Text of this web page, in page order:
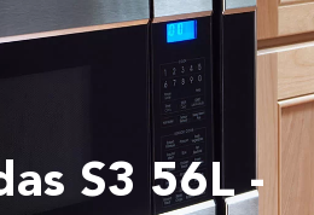
S3 56L -